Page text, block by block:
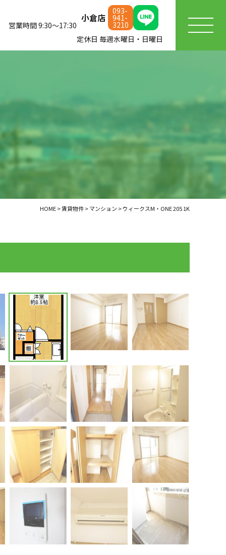
営業時間 9:30～17:30
小倉店
093-
941-
3210
定休日 毎週水曜日・日曜日
HOME>賃貸物件>マンション >ウィークスM・ONE 205 1K